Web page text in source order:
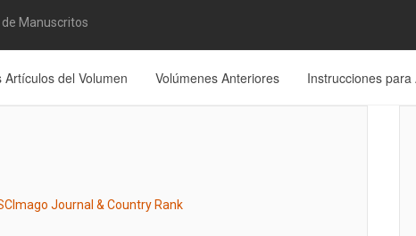
de Manuscritos
Artículos del Volumen Volúmenes Anteriores Instrucciones para